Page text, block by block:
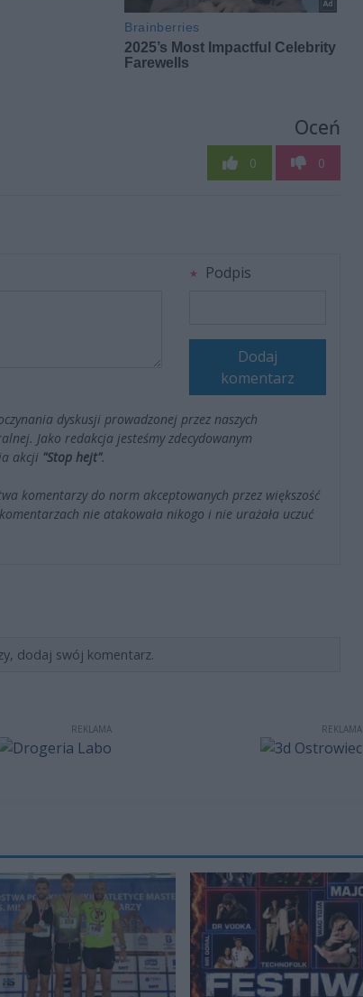
Oceń
0 0
Podpis
Dodaj
komentarz
dyskusji prowadzonej przez naszych
Jako redakcja jesteśmy zdecydowanym
akcji "Stop hejt".
komentarzy do norm akceptowanych przez większość
nie atakowała nikogo i nie urażała uczuć
dodaj swój komentarz.
REKLAMA REKLAMA